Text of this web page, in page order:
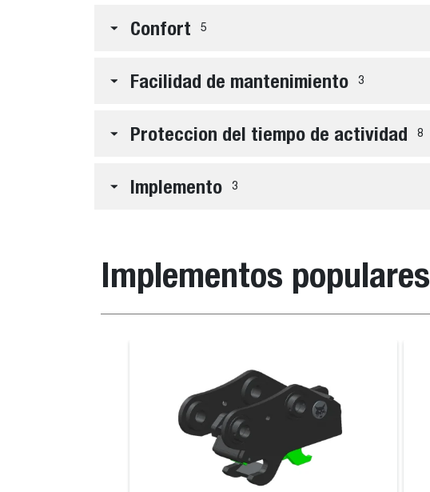
Confort 5
Facilidad de mantenimiento 3
Proteccion del tiempo de actividad 8
Implemento 3
Implementos populares